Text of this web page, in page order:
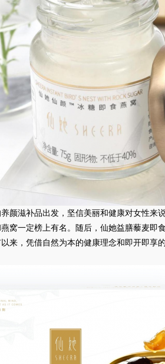
颜滋补品出发，坚信美丽和健康对女性来
窝一定榜上有名。随后，仙她益膳藜麦即
来，凭借自然为本的健康理念和即开即享